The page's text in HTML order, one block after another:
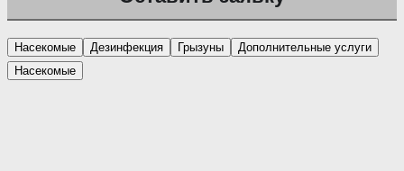
Насекомые Дезинфекция Грызуны
Дополнительные услуги
Насекомые